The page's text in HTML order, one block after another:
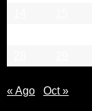
« Ago Oct »